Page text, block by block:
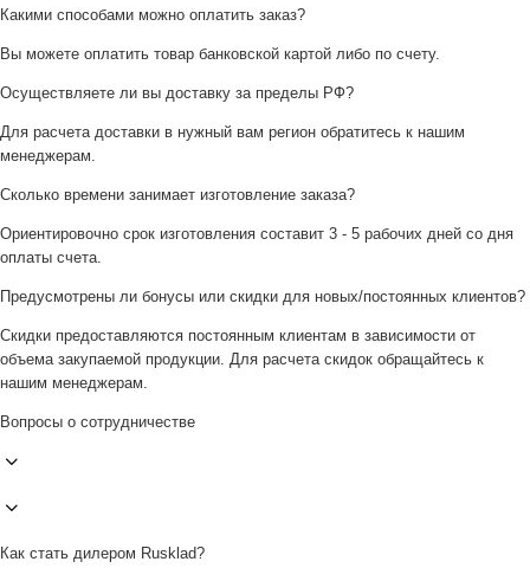
Какими способами можно оплатить заказ?
Вы можете оплатить товар банковской картой либо по счету.
Осуществляете ли вы доставку за пределы РФ?
Для расчета доставки в нужный вам регион обратитесь к нашим
менеджерам.
Сколько времени занимает изготовление заказа?
Ориентировочно срок изготовления составит 3 - 5 рабочих дней со дня
оплаты счета.
Предусмотрены ли бонусы или скидки для новых/постоянных клиентов?
Скидки предоставляются постоянным клиентам в зависимости от
объема закупаемой продукции. Для расчета скидок обращайтесь к
нашим менеджерам.
Вопросы о сотрудничестве
Как стать дилером Rusklad?